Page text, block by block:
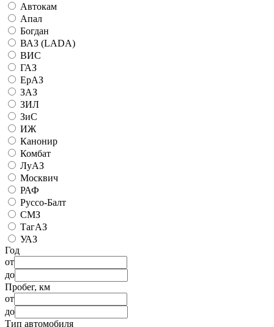
Автокам
Апал
Богдан
ВАЗ (LADA)
ВИС
ГАЗ
ЕрАЗ
ЗАЗ
ЗИЛ
ЗиС
ИЖ
Канонир
Комбат
ЛуАЗ
Москвич
РАФ
Руссо-Балт
СМЗ
ТагАЗ
УАЗ
Год
от
до
Пробег, км
от
до
Тип автомобиля